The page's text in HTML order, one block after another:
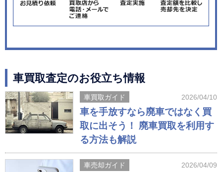
車買取査定のお役立ち情報
車買取ガイド 2026/04/10
車を手放すなら廃車ではなく買
取に出そう！ 廃車買取を利用す
る方法も解説
車売却ガイド 2026/04/09